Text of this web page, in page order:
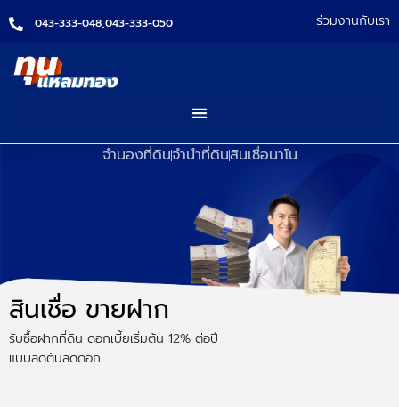
043-333-048,043-333-050 ร่วมงานกับเรา
จำนองที่ดินจำนำที่ดินสินเชื่อนาโน
สินเชื่อ ขายฝาก
รับซื้อฝากที่ดิน ดอกเบี้ยเริ่มต้น 12% ต่อปี
แบบลดต้นลดดอก